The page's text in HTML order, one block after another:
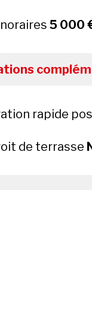
5 000
rapide
de terrasse